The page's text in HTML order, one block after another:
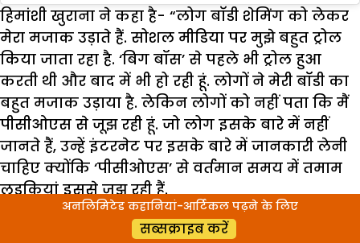
हिमांशी खुराना ने कहा है- “लोग बाॅडी शेमिंग को लेकर
मेरा मजाक उड़ाते हैं. सोशल मीडिया पर मुझे बहुत ट्रोल
किया जाता रहा है. ‘बिग बॉस’ से पहले भी ट्रोल हुआ
करती थी और बाद में भी हो रही हूं. लोगों ने मेरी बॉडी का
बहुत मजाक उड़ाया है. लेकिन लोगों को नहीं पता कि मैं
पीसीओएस से जूझ रही हूं. जो लोग इसके बारे में नहीं
जानते हैं, उन्हें इंटरनेट पर इसके बारे में जानकारी लेनी
चाहिए क्योंकि ‘पीसीओएस’ से वर्तमान समय में तमाम
लड़कियां इससे जूझ रही हैं.
अनलिमिटेड कहानियां-आर्टिकल पढ़ने के लिए
सब्सक्राइब करें